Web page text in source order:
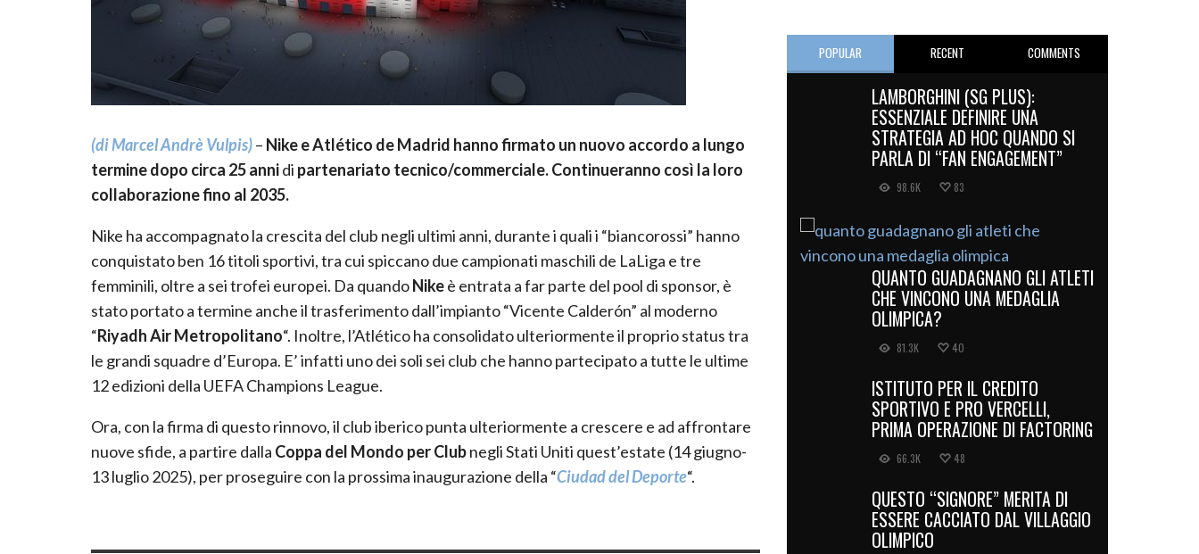
(di Marcel Andrè Vulpis)– Nike e Atlético de Madrid hanno firmato un nuovo accordo a lungo
termine dopo circa 25 annidi partenariato tecnico/commerciale. Continueranno così la loro
collaborazione fino al 2035.
Nike ha accompagnato la crescita del club negli ultimi anni, durante i quali i “biancorossi” hanno
conquistato ben 16 titoli sportivi, tra cui spiccano due campionati maschili de LaLiga e tre
femminili, oltre a sei trofei europei. Da quandoNikeè entrata a far parte del pool di sponsor, è
stato portato a termine anche il trasferimento dall’impianto “Vicente Calderón” al moderno
“Riyadh Air Metropolitano“. Inoltre, l’Atlético ha consolidato ulteriormente il proprio status tra
le grandi squadre d’Europa. E’ infatti uno dei soli sei club che hanno partecipato a tutte le ultime
12 edizioni della UEFA Champions League.
Ora, con la firma di questo rinnovo, il club iberico punta ulteriormente a crescere e ad affrontare
nuove sfide, a partire dalla Coppa del Mondo per Clubnegli Stati Uniti quest’estate (14 giugno-
13 luglio 2025), per proseguire con la prossima inaugurazione della “Ciudad del Deporte“.
POPULAR RECENT COMMENTS
LAMBORGHINI (SG PLUS):
ESSENZIALE DEFINIRE UNA
STRATEGIA AD HOC QUANDO SI
PARLA DI “FAN ENGAGEMENT”
98.6K 83
QUANTO GUADAGNANO GLI ATLETI
CHE VINCONO UNA MEDAGLIA
OLIMPICA?
81.3K 40
ISTITUTO PER IL CREDITO
SPORTIVO E PRO VERCELLI,
PRIMA OPERAZIONE DI FACTORING
66.3K 48
QUESTO “SIGNORE” MERITA DI
ESSERE CACCIATO DAL VILLAGGIO
OLIMPICO